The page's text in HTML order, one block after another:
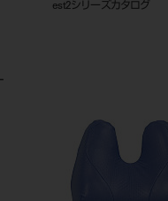
est2シリーズカタログ